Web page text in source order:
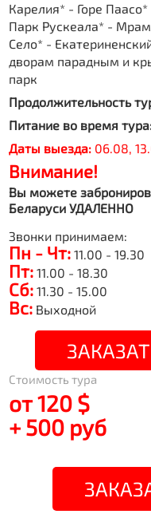
Карелия* - Горе
Парк Рускеала* -
Село* -
дворам парадным и
парк
Продолжительность
Питание во время
Даты выезда: 06.08,
Внимание!
Вы можете
Беларуси УДАЛЕННО
Звонки принимаем:
Пн - Чт: 11.00 - 19.30
Пт: 11.00 - 18.30
Сб: 11.30 - 15.00
Вс: Выходной
Стоимость тура
от 120 $
+ 500 руб